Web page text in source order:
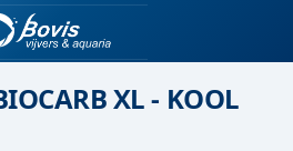
XL - KOOL